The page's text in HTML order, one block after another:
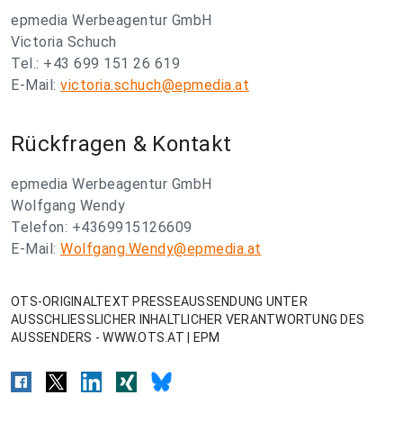
epmedia Werbeagentur GmbH
Victoria Schuch
Tel.: +43 699 151 26 619
E-Mail: victoria.schuch@epmedia.at
Rückfragen & Kontakt
epmedia Werbeagentur GmbH
Wolfgang Wendy
Telefon: +4369915126609
E-Mail: Wolfgang.Wendy@epmedia.at
OTS-ORIGINALTEXT PRESSEAUSSENDUNG UNTER
AUSSCHLIESSLICHER INHALTLICHER VERANTWORTUNG DES
AUSSENDERS - WWW.OTS.AT | EPM